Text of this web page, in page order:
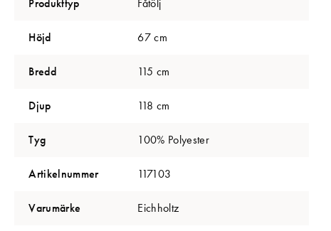
Höjd 67 cm
Bredd 115 cm
Djup 118 cm
Tyg 100% Polyester
Artikelnummer 117103
Varumärke Eichholtz